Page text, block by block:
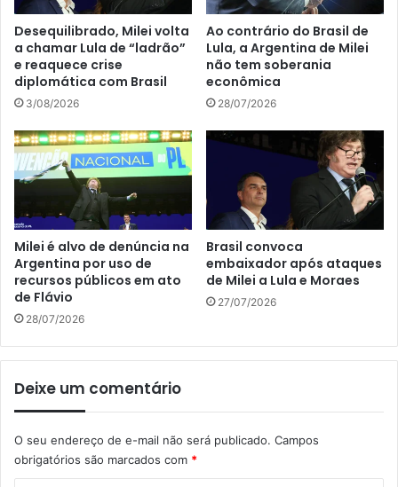
Desequilibrado, Milei volta
a chamar Lula de “ladrão”
e reaquece crise
diplomática com Brasil
3/08/2026
Ao contrário do Brasil de
Lula, a Argentina de Milei
não tem soberania
econômica
28/07/2026
Milei é alvo de denúncia na
Argentina por uso de
recursos públicos em ato
de Flávio
28/07/2026
Brasil convoca
embaixador após ataques
de Milei a Lula e Moraes
27/07/2026
Deixe um comentário
O seu endereço de e-mail não será publicado. Campos
obrigatórios são marcados com *